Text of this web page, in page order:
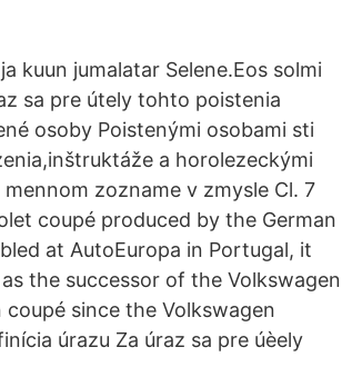
kuun jumalatar Selene.Eos solmi
sa pre útely tohto poistenia
osoby Poistenými osobami sti
a horolezeckými
zozname v zmysle Cl. 7
coupé produced by the German
at AutoEuropa in Portugal, it
the successor of the Volkswagen
since the Volkswagen
úrazu Za úraz sa pre úèely